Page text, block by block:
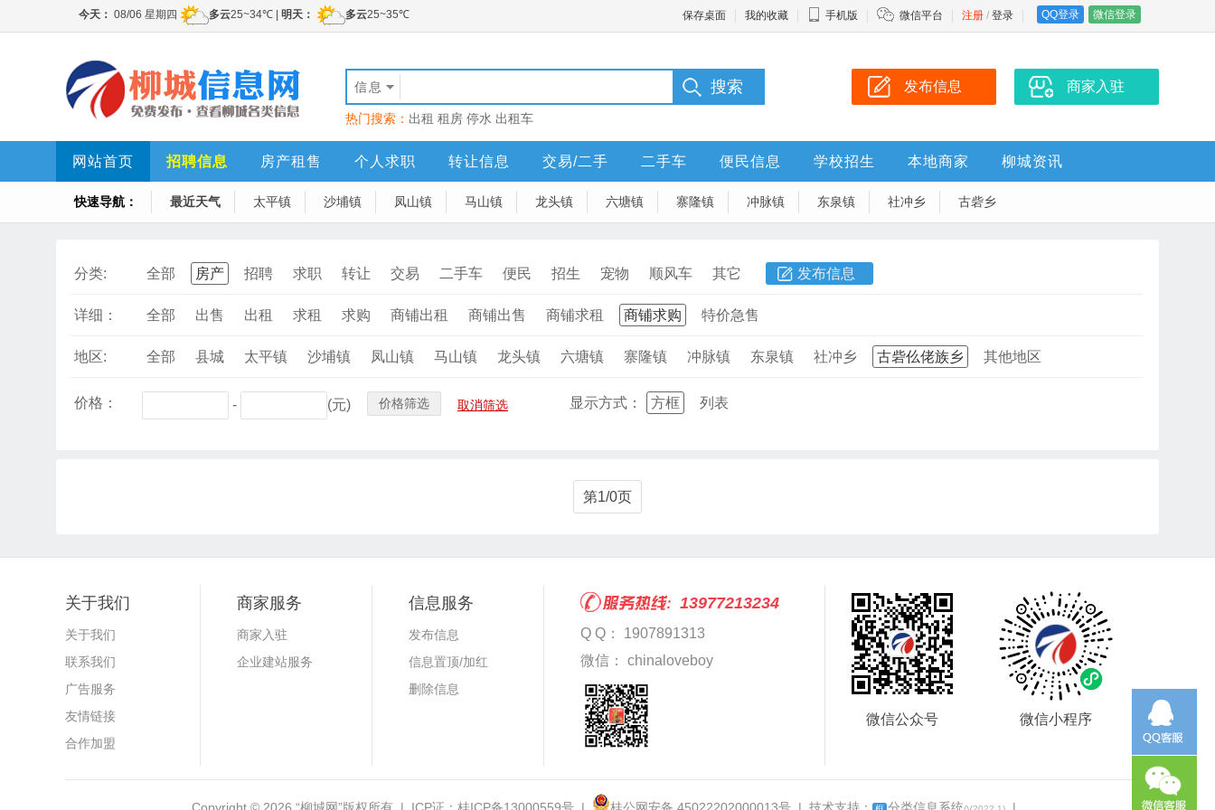
保存桌面 我的收藏 手机版 微信平台 注册 / 登录 QQ登录 微信登录
信息
热门搜索： 出租 租房 停水 出租车
发布信息 商家入驻
网站首页 招聘信息 房产租售 个人求职 转让信息 交易/二手 二手车 便民信息 学校招生 本地商家 柳城资讯
快速导航： 最近天气 太平镇 沙埔镇 凤山镇 马山镇 龙头镇 六塘镇 寨隆镇 冲脉镇 东泉镇 社冲乡 古砦乡
分类: 全部 房产 招聘 求职 转让 交易 二手车 便民 招生 宠物 顺风车 其它 发布信息
详细： 全部 出售 出租 求租 求购 商铺出租 商铺出售 商铺求租 商铺求购 特价急售
地区: 全部 县城 太平镇 沙埔镇 凤山镇 马山镇 龙头镇 六塘镇 寨隆镇 冲脉镇 东泉镇 社冲乡 古砦仫佬族乡 其他地区
价格： - (元) 价格筛选 取消筛选 显示方式： 方框 列表
第1/0页
关于我们
关于我们
联系我们
广告服务
友情链接
合作加盟
商家服务
商家入驻
企业建站服务
信息服务
发布信息
信息置顶/加红
删除信息
13977213234
Q Q： 1907891313
微信： chinaloveboy
微信公众号 微信小程序